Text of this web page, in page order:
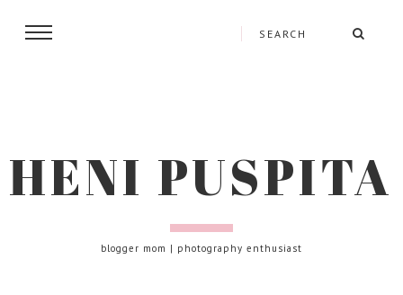
HENI PUSPITA
blogger mom | photography enthusiast